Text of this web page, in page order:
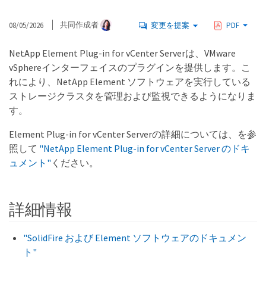
08/05/2026 共同作成者 変更を提案 PDF
NetApp Element Plug-in for vCenter Serverは、VMware
vSphereインターフェイスのプラグインを提供します。こ
れにより、NetApp Element ソフトウェアを実行している
ストレージクラスタを管理および監視できるようになりま
す。
Element Plug-in for vCenter Serverの詳細については、を参
照して "NetApp Element Plug-in for vCenter Server のドキ
ュメント" ください。
詳細情報
"SolidFire および Element ソフトウェアのドキュメン
ト"